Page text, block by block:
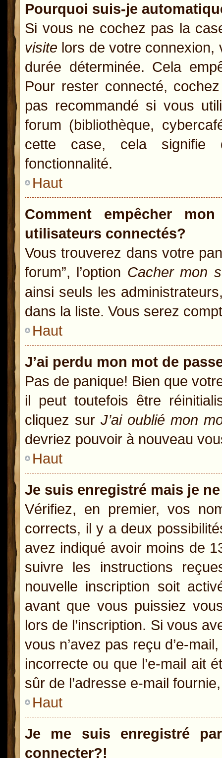
Pourquoi suis-je
Si vous ne cochez pas la
visite lors de votre connexion,
durée déterminée. Cela
Pour rester connecté,
pas recommandé si vous
forum (bibliothèque,
cette case, cela signifie
fonctionnalité.
Haut
Comment empêcher
utilisateurs connectés?
Vous trouverez dans votre
forum”, l’option Cacher mon
ainsi seuls les
dans la liste. Vous serez
Haut
J’ai perdu mon mot de
Pas de panique! Bien que
il peut toutefois être
cliquez sur J’ai oublié mon
devriez pouvoir à nouveau
Haut
Je suis enregistré mais je
Vérifiez, en premier, vos
corrects, il y a deux
avez indiqué avoir moins de
suivre les instructions
nouvelle inscription soit
avant que vous puissiez
lors de l’inscription. Si vous
vous n’avez pas reçu d’e-
incorrecte ou que l’e-mail ait
sûr de l’adresse e-mail
Haut
Je me suis enregistré
connecter?!